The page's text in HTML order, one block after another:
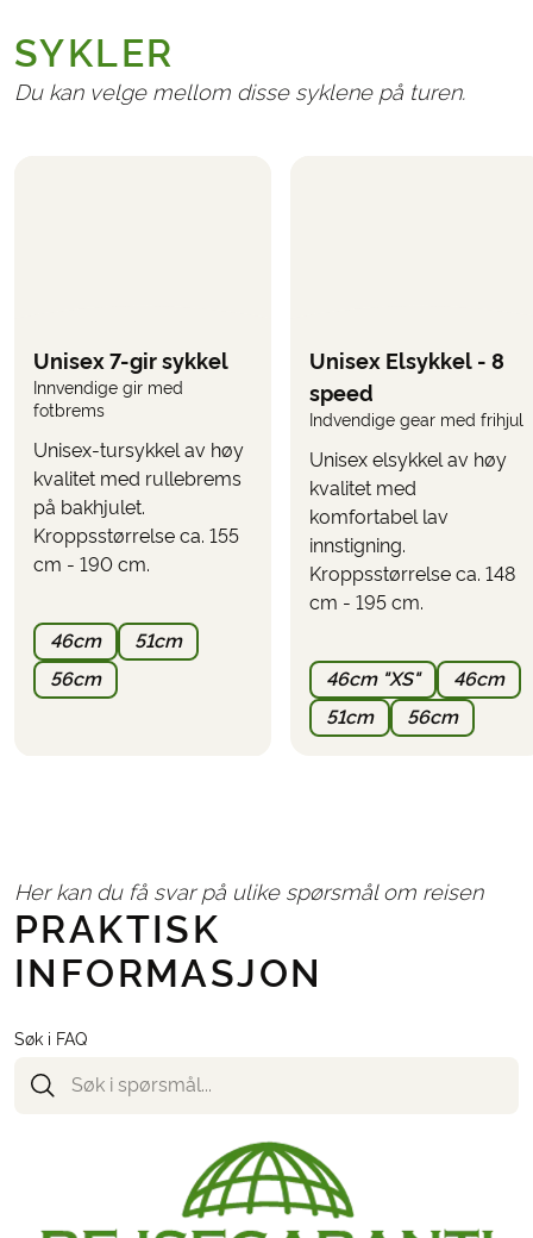
Administrasjonsgebyr kr. 265,-
Avbestillings- og reiseforsikringer
turen)
Bruk funksjonen «
» her på siden for å se
hva turen koster inkl. de tilleggene du ønsker.
Det er mulig å parkere ved havnen eller i nærheten.
Parkering kan bestilles på forhånd og må arrangeres
før ankomst.
SYKLER
Du kan velge mellom disse syklene på turen.
Unisex 7-gir sykkel
Innvendige gir med
fotbrems
Unisex-tursykkel av høy
kvalitet med rullebrems
på bakhjulet.
Kroppsstørrelse ca. 155
cm - 190 cm.
46cm
51cm
56cm
Unisex Elsykkel - 8
speed
Indvendige gear med frihjul
Unisex elsykkel av høy
kvalitet med
komfortabel lav
innstigning.
Kroppsstørrelse ca. 148
cm - 195 cm.
46cm "XS"
46cm
51cm
56cm
PRAKTISK
INFORMASJON
Her kan du få svar på ulike spørsmål om reisen
Søk i FAQ